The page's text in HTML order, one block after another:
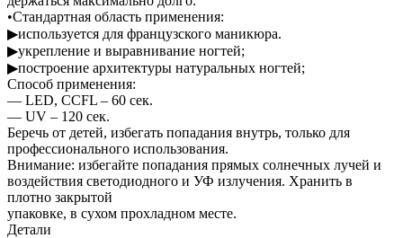
•Стандартная область применения:
▶используется для французского маникюра.
▶укрепление и выравнивание ногтей;
▶построение архитектуры натуральных ногтей;
Способ применения:
— LED, CCFL – 60 сек.
— UV – 120 сек.
Беречь от детей, избегать попадания внутрь, только для
профессионального использования.
Внимание: избегайте попадания прямых солнечных лучей и
воздействия светодиодного и УФ излучения. Хранить в
плотно закрытой
упаковке, в сухом прохладном месте.
Детали